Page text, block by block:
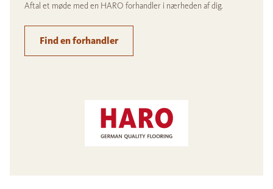
Aftal et møde med en HARO forhandler i nærheden af dig.
Find en forhandler